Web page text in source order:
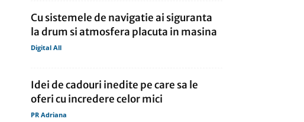
Cu sistemele de navigatie ai siguranta
la drum si atmosfera placuta in masina
Digital All
Idei de cadouri inedite pe care sa le
oferi cu incredere celor mici
PR Adriana